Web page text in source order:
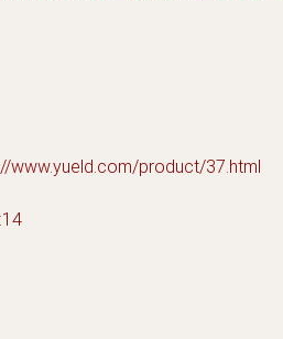
www.yueld.com/product/37.html